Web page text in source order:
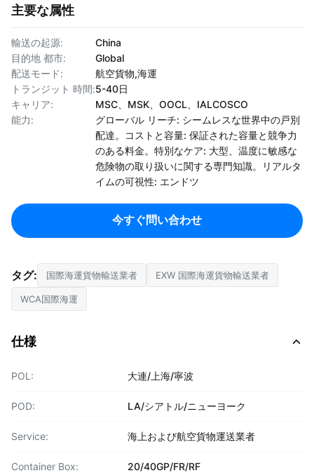
主要な属性
輸送の起源:
China
目的地 都市:
Global
配送モード:
航空貨物,海運
トランジット 時間:5-40日
キャリア:
MSC、MSK、OOCL、IALCOSCO
能力:
グローバル リーチ: シームレスな世界中の戸別
配達。コストと容量: 保証された容量と競争力
のある料金。特別なケア: 大型、温度に敏感な
危険物の取り扱いに関する専門知識。リアルタ
イムの可視性: エンドツ
今すぐ問い合わせ
タグ: 国際海運貨物輸送業者 EXW 国際海運貨物輸送業者
WCA国際海運
仕様
POL: 大連/上海/寧波
POD: LA/シアトル/ニューヨーク
Service: 海上および航空貨物運送業者
Container Box: 20/40GP/FR/RF